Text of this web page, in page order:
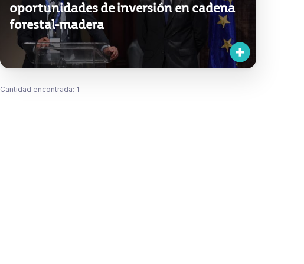
oportunidades de inversión en cadena
forestal-madera
Cantidad encontrada: 1